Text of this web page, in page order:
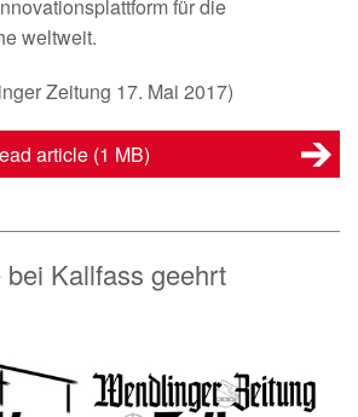
für die
weltweit.
Zeitung 17. Mai 2017)
article (1 MB)
Kallfass geehrt